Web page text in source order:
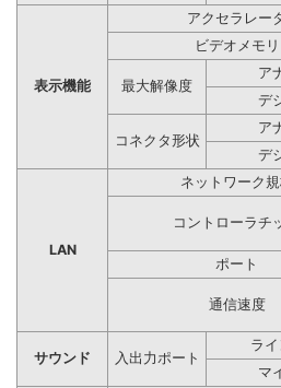
表示機能
アクセラレー
ビデオメモリ
最大解像度
ア
デ
コネクタ形状
ア
デ
LAN
ネットワーク
コントローラチ
ポート
通信速度
サウンド 入出力ポート
ラ
マ